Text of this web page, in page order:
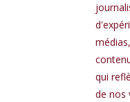
qui
de nos